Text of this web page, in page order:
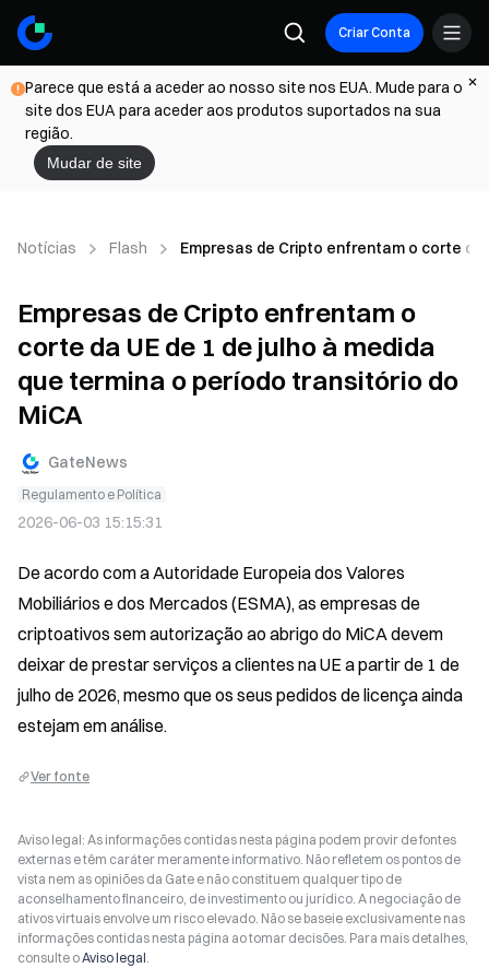
Criar Conta
Parece que está a aceder ao nosso site nos EUA. Mude para o
site dos EUA para aceder aos produtos suportados na sua
região.
Mudar de site
Notícias Flash Empresas de Cripto enfrentam o corte da
Empresas de Cripto enfrentam o
corte da UE de 1 de julho à medida
que termina o período transitório do
MiCA
GateNews
Regulamento e Política
2026-06-03 15:15:31
De acordo com a Autoridade Europeia dos Valores
Mobiliários e dos Mercados (ESMA), as empresas de
criptoativos sem autorização ao abrigo do MiCA devem
deixar de prestar serviços a clientes na UE a partir de 1 de
julho de 2026, mesmo que os seus pedidos de licença ainda
estejam em análise.
Ver fonte
Aviso legal: As informações contidas nesta página podem provir de fontes
externas e têm caráter meramente informativo. Não refletem os pontos de
vista nem as opiniões da Gate e não constituem qualquer tipo de
aconselhamento financeiro, de investimento ou jurídico. A negociação de
ativos virtuais envolve um risco elevado. Não se baseie exclusivamente nas
informações contidas nesta página ao tomar decisões. Para mais detalhes,
consulte oAviso legal.